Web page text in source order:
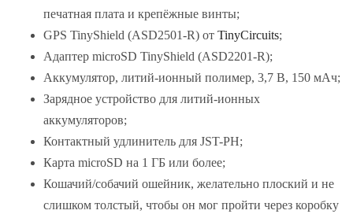
печатная плата и крепёжные винты;
GPS TinyShield (ASD2501-R) от TinyCircuits;
Адаптер microSD TinyShield (ASD2201-R);
Аккумулятор, литий-ионный полимер, 3,7 В, 150 мАч;
Зарядное устройство для литий-ионных
аккумуляторов;
Контактный удлинитель для JST-PH;
Карта microSD на 1 ГБ или более;
Кошачий/собачий ошейник, желательно плоский и не
слишком толстый, чтобы он мог пройти через коробку